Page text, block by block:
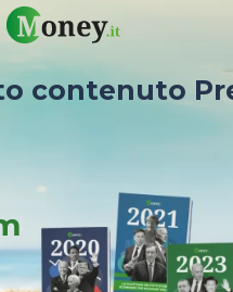
contenuto